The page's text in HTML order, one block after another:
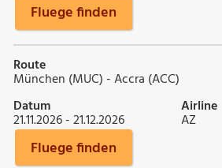
Fluege finden
Route
München (MUC) - Accra (ACC)
Datum
21.11.2026 - 21.12.2026
Airline
AZ
Fluege finden